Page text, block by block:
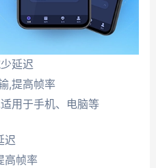
延迟
,提高帧率
用于手机、电脑等
迟
高帧率